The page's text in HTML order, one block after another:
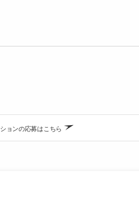
ョンの応募はこちら